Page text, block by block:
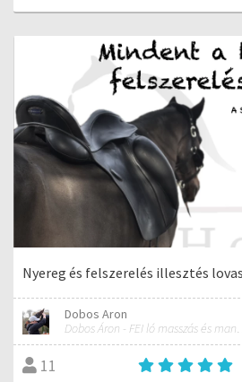
Nyereg és felszerelés illesztés
Dobos Aron
Dobos Áron -
11